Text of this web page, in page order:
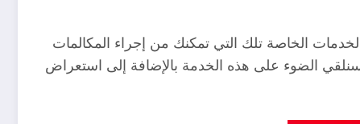
الخاصة تلك التي تمكنك من إجراء المكالمات
الضوء على هذه الخدمة بالإضافة إلى استعراض